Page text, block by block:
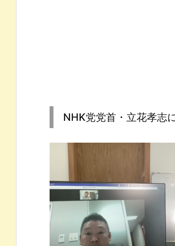
NHK党党首・立花孝志